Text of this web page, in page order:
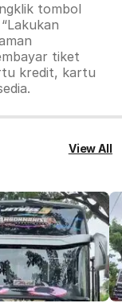
tombol
“Lakukan
tiket
kredit, kartu
View All